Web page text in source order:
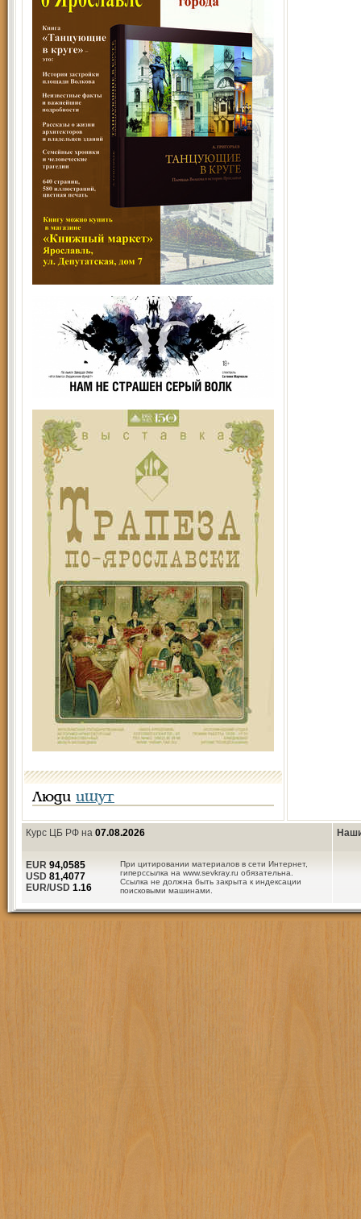
Люди ищут
Курс ЦБ РФ на 07.08.2026
При цитировании материалов в сети Интернет,
гиперссылка на www.sevkray.ru обязательна.
Ссылка не должна быть закрыта к индексации
поисковыми машинами.
EUR 94,0585
USD 81,4077
EUR/USD 1.16